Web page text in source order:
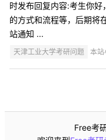
时发布回复内容:考生你
的方式和流程等，后期将
站通知 ...
天津工业大学考研问题 本
Free考